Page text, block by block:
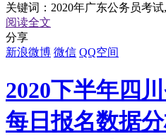
关键词： 2020年广东公务员考
阅读全文
分享
新浪微博 微信 QQ空间
2020下半年四
每日报名数据